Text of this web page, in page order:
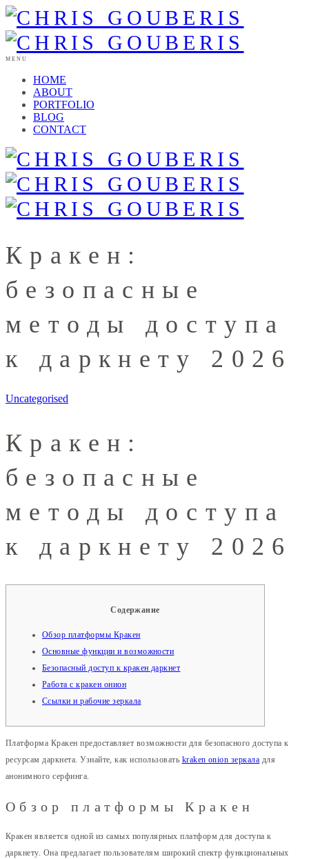
MENU
HOME
ABOUT
PORTFOLIO
BLOG
CONTACT
Кракен:
безопасные
методы доступа
к даркнету 2026
Uncategorised
Кракен:
безопасные
методы доступа
к даркнету 2026
Содержание
Обзор платформы Кракен
Основные функции и возможности
Безопасный доступ к кракен даркнет
Работа с кракен онион
Ссылки и рабочие зеркала
Платформа Кракен предоставляет возможности для безопасного доступа к
ресурсам даркнета. Узнайте, как использовать kraken onion зеркала для
анонимного серфинга.
Обзор платформы Кракен
Кракен является одной из самых популярных платформ для доступа к
даркнету. Она предлагает пользователям широкий спектр функциональных